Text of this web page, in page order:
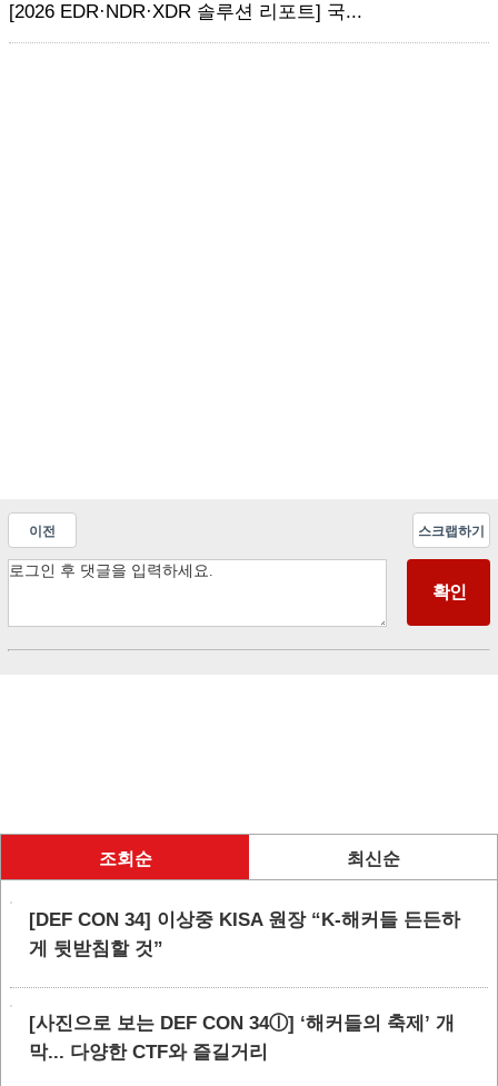
[2026 EDR·NDR·XDR 솔루션 리포트] 국...
이전 스크랩하기
조회순 최신순
[DEF CON 34] 이상중 KISA 원장 “K-해커들 든든하
게 뒷받침할 것”
[사진으로 보는 DEF CON 34ⓛ] ‘해커들의 축제’ 개
막... 다양한 CTF와 즐길거리